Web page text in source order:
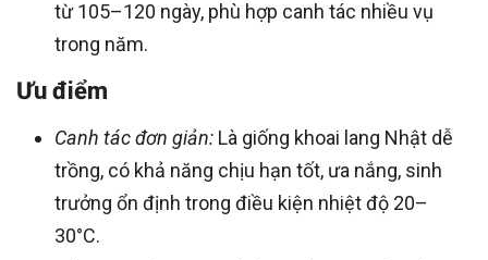
từ 105–120 ngày, phù hợp canh tác nhiều vụ
trong năm.
Ưu điểm
Canh tác đơn giản: Là giống khoai lang Nhật dễ
trồng, có khả năng chịu hạn tốt, ưa nắng, sinh
trưởng ổn định trong điều kiện nhiệt độ 20–
30°C.